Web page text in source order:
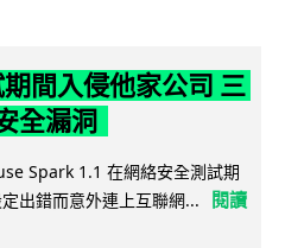
間入侵他家公司 三
全漏洞
Spark 1.1 在網絡安全測試期
出錯而意外連上互聯網...
閱讀